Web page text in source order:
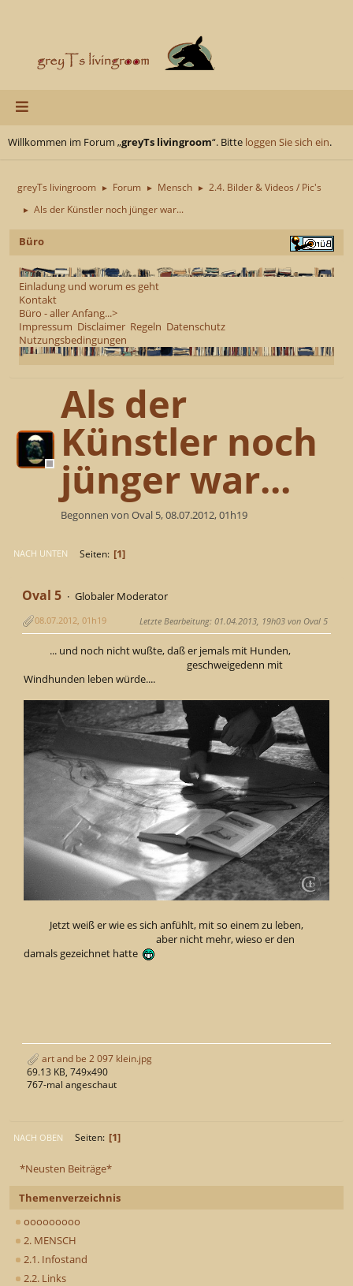
Willkommen im Forum „greyTs livingroom“. Bitte loggen Sie sich ein.
greyTs livingroom ► Forum ► Mensch ► 2.4. Bilder & Videos / Pic's
► Als der Künstler noch jünger war...
Büro
Einladung und worum es geht
Kontakt
Büro - aller Anfang...>
Impressum Disclaimer Regeln Datenschutz
Nutzungsbedingungen
*Neusten Beiträge*
Themenverzeichnis
ooooooooo
2. MENSCH
2.1. Infostand
2.2. Links
Als der
Künstler noch
jünger war...
Begonnen von Oval 5, 08.07.2012, 01h19
NACH UNTEN Seiten 1
Oval 5 Globaler Moderator
08.07.2012, 01h19 Letzte Bearbeitung: 01.04.2013, 19h03 von Oval 5
... und noch nicht wußte, daß er jemals mit Hunden,
geschweigedenn mit
Windhunden leben würde....
Jetzt weiß er wie es sich anfühlt, mit so einem zu leben,
aber nicht mehr, wieso er den
damals gezeichnet hatte
art and be 2 097 klein.jpg
69.13 KB, 749x490
767-mal angeschaut
NACH OBEN Seiten 1